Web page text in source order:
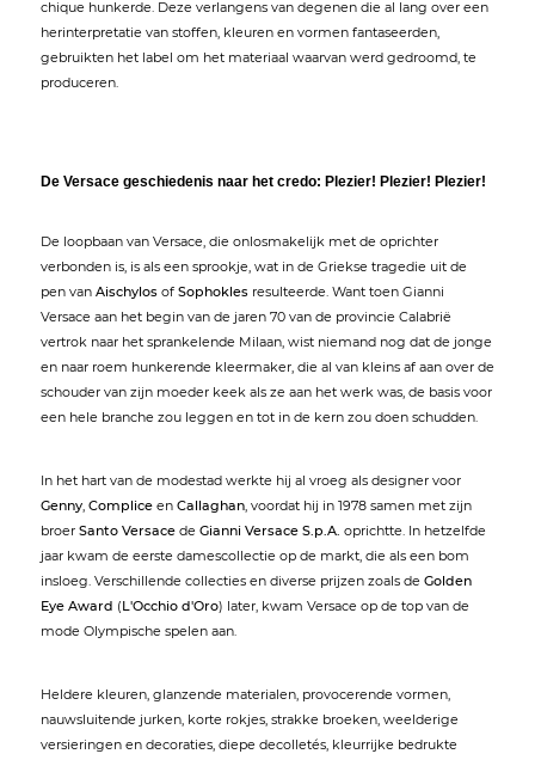
chique hunkerde. Deze verlangens van degenen die al lang over een
herinterpretatie van stoffen, kleuren en vormen fantaseerden,
gebruikten het label om het materiaal waarvan werd gedroomd, te
produceren.
De Versace geschiedenis naar het credo: Plezier! Plezier! Plezier!
De loopbaan van Versace, die onlosmakelijk met de oprichter
verbonden is, is als een sprookje, wat in de Griekse tragedie uit de
pen van Aischylos of Sophokles resulteerde. Want toen Gianni
Versace aan het begin van de jaren 70 van de provincie Calabrië
vertrok naar het sprankelende Milaan, wist niemand nog dat de jonge
en naar roem hunkerende kleermaker, die al van kleins af aan over de
schouder van zijn moeder keek als ze aan het werk was, de basis voor
een hele branche zou leggen en tot in de kern zou doen schudden.
In het hart van de modestad werkte hij al vroeg als designer voor
Genny, Complice en Callaghan, voordat hij in 1978 samen met zijn
broer Santo Versace de Gianni Versace S.p.A. oprichtte. In hetzelfde
jaar kwam de eerste damescollectie op de markt, die als een bom
insloeg. Verschillende collecties en diverse prijzen zoals de Golden
Eye Award (L'Occhio d'Oro) later, kwam Versace op de top van de
mode Olympische spelen aan.
Heldere kleuren, glanzende materialen, provocerende vormen,
nauwsluitende jurken, korte rokjes, strakke broeken, weelderige
versieringen en decoraties, diepe decolletés, kleurrijke bedrukte